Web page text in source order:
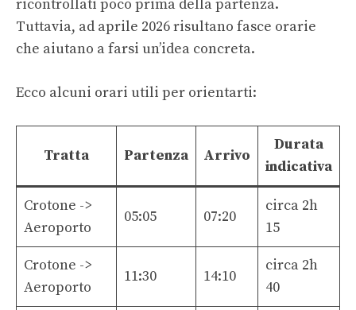
ricontrollati poco prima della partenza.
Tuttavia, ad aprile 2026 risultano fasce orarie
che aiutano a farsi un’idea concreta.
Ecco alcuni orari utili per orientarti:
Tratta Partenza Arrivo
Durata
indicativa
Crotone ->
Aeroporto
05:05 07:20
circa 2h
15
Crotone ->
Aeroporto
11:30 14:10
circa 2h
40